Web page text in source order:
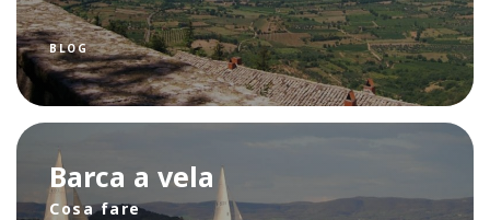
BLOG
Barca a vela
Cosa fare